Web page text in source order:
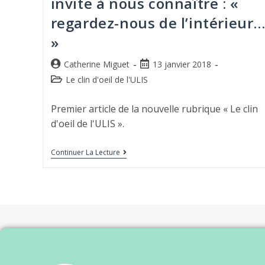
regardez-nous de l’intérieur…
»
Catherine Miguet
13 janvier 2018
Le clin d'oeil de l'ULIS
Premier article de la nouvelle rubrique « Le clin
d'oeil de l'ULIS ».
Continuer La Lecture